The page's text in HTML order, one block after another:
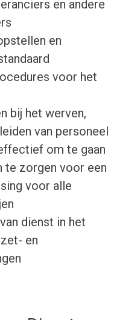
en andere
en
voor het
bij het werven,
van personeel
om te gaan
te zorgen voor een
voor alle
dienst in het
en